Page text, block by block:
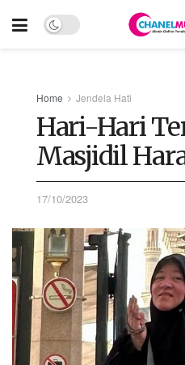
Home Jendela Hati
Hari-Hari
Masjidil
17/10/2023